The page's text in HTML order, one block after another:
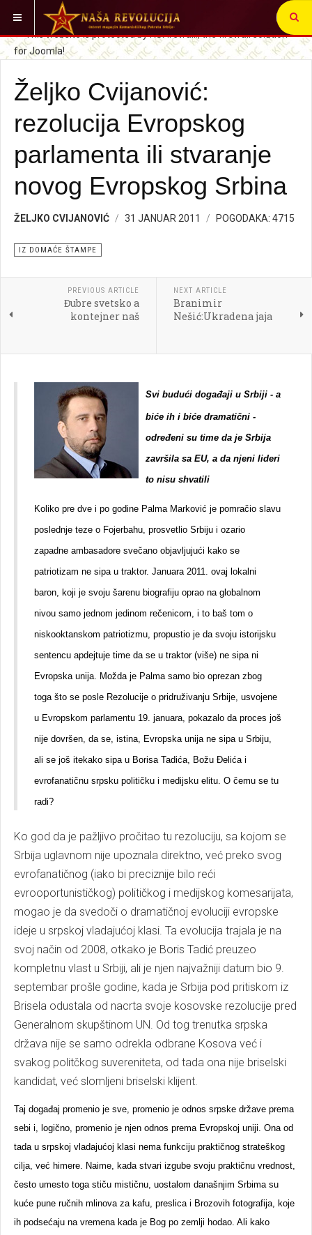
VI STE OVDE: SRBIJA I SVET IZ DOMAĆE ŠTAMPE
Željko Cvijanović:
rezolucija Evropskog
parlamenta ili stvaranje
novog Evropskog Srbina
ŽELJKO CVIJANOVIĆ 31 JANUAR 2011 POGODAKA: 4715
IZ DOMAĆE ŠTAMPE
PREVIOUS ARTICLE
Đubre svetsko a
kontejner naš
NEXT ARTICLE
Branimir
Nešić:Ukradena jaja
Svi budući događaji u Srbiji - a
biće ih i biće dramatični -
određeni su time da je Srbija
završila sa EU, a da njeni lideri
to nisu shvatili
Koliko pre dve i po godine Palma Marković je pomračio slavu
poslednje teze o Fojerbahu, prosvetlio Srbiju i ozario
zapadne ambasadore svečano objavljujući kako se
patriotizam ne sipa u traktor. Januara 2011. ovaj lokalni
baron, koji je svoju šarenu biografiju oprao na globalnom
nivou samo jednom jedinom rečenicom, i to baš tom o
niskooktanskom patriotizmu, propustio je da svoju istorijsku
sentencu apdejtuje time da se u traktor (više) ne sipa ni
Evropska unija. Možda je Palma samo bio oprezan zbog
toga što se posle Rezolucije o pridruživanju Srbije, usvojene
u Evropskom parlamentu 19. januara, pokazalo da proces još
nije dovršen, da se, istina, Evropska unija ne sipa u Srbiju,
ali se još itekako sipa u Borisa Tadića, Božu Đelića i
evrofanatičnu srpsku političku i medijsku elitu. O čemu se tu
radi?
Ko god da je pažljivo pročitao tu rezoluciju, sa kojom se
Srbija uglavnom nije upoznala direktno, već preko svog
evrofanatičnog (iako bi preciznije bilo reći
evrooportunističkog) političkog i medijskog komesarijata,
mogao je da svedoči o dramatičnoj evoluciji evropske
ideje u srpskoj vladajućoj klasi. Ta evolucija trajala je na
svoj način od 2008, otkako je Boris Tadić preuzeo
kompletnu vlast u Srbiji, ali je njen najvažniji datum bio 9.
septembar prošle godine, kada je Srbija pod pritiskom iz
Brisela odustala od nacrta svoje kosovske rezolucije pred
Generalnom skupštinom UN. Od tog trenutka srpska
država nije se samo odrekla odbrane Kosova već i
svakog politčkog suvereniteta, od tada ona nije briselski
kandidat, već slomljeni briselski klijent.
Taj događaj promenio je sve, promenio je odnos srpske države prema
sebi i, logično, promenio je njen odnos prema Evropskoj uniji. Ona od
tada u srpskoj vladajućoj klasi nema funkciju praktičnog strateškog
cilja, već himere. Naime, kada stvari izgube svoju praktičnu vrednost,
često umesto toga stiču mističnu, uostalom današnjim Srbima su
kuće pune ručnih mlinova za kafu, preslica i Brozovih fotografija, koje
ih podsećaju na vremena kada je Bog po zemlji hodao. Ali kako